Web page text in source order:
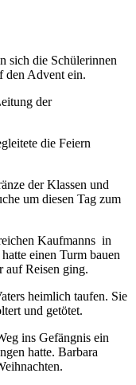
sich die Schülerinnen
den Advent ein.
der
die Feiern
der Klassen und
um diesen Tag zum
Kaufmanns in
einen Turm bauen
auf Reisen ging.
heimlich taufen. Sie
und getötet.
ins Gefängnis ein
hatte. Barbara